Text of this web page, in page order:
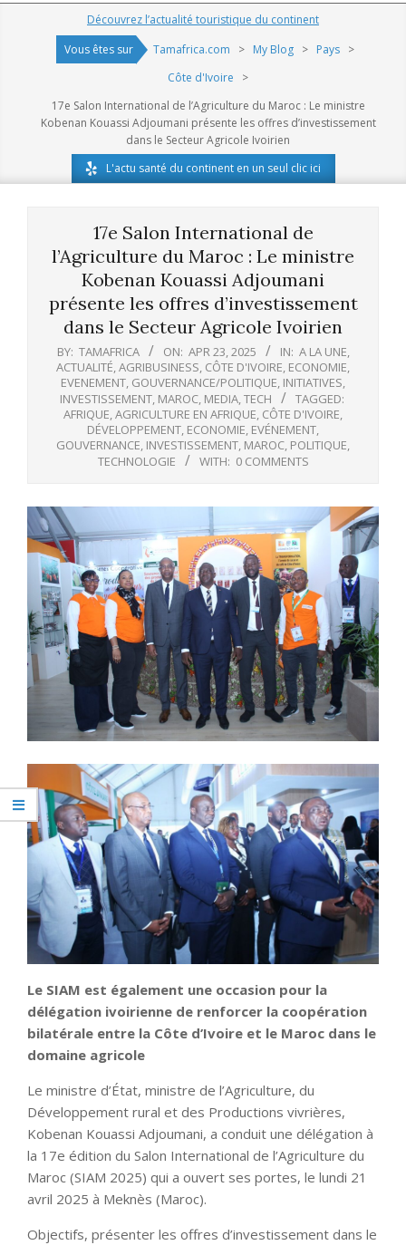
Navigation
Découvrez l’actualité touristique du continent
Vous êtes sur
Tamafrica.com > My Blog > Pays >
Côte d'Ivoire
>
17e Salon International de l’Agriculture du Maroc : Le ministre
Kobenan Kouassi Adjoumani présente les offres d’investissement
dans le Secteur Agricole Ivoirien
L'actu santé du continent en un seul clic ici
17e Salon International de
l’Agriculture du Maroc : Le ministre
Kobenan Kouassi Adjoumani
présente les offres d’investissement
dans le Secteur Agricole Ivoirien
BY: TAMAFRICA ON: APR 23, 2025 IN: A LA UNE,
ACTUALITÉ,AGRIBUSINESS, CÔTE D'IVOIRE, ECONOMIE,
EVENEMENT, GOUVERNANCE/POLITIQUE, INITIATIVES,
INVESTISSEMENT, MAROC, MEDIA,TECH
TAGGED:
AFRIQUE,AGRICULTURE EN AFRIQUE, CÔTE D'IVOIRE,
DÉVELOPPEMENT, ECONOMIE, EVÉNEMENT,
GOUVERNANCE, INVESTISSEMENT, MAROC, POLITIQUE,
TECHNOLOGIE
WITH: 0 COMMENTS
Le SIAM est également une occasion pour la
délégation ivoirienne de renforcer la coopération
bilatérale entre la Côte d’Ivoire et le Maroc dans le
domaine agricole
Le ministre d’État, ministre de l’Agriculture, du
Développement rural et des Productions vivrières,
Kobenan Kouassi Adjoumani, a conduit une délégation à
la 17e édition du Salon International de l’Agriculture du
Maroc (SIAM 2025) qui a ouvert ses portes, le lundi 21
avril 2025 à Meknès (Maroc).
Objectifs, présenter les offres d’investissement dans le